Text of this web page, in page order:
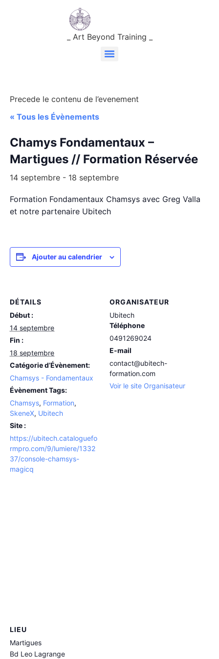
_ Art Beyond Training _
Precede le contenu de l’evenement
« Tous les Évènements
Chamys Fondamentaux –
Martigues // Formation Réservée
14 septembre - 18 septembre
Formation Fondamentaux Chamsys avec Greg Valla
et notre partenaire Ubitech
Ajouter au calendrier
DÉTAILS
Début :
14 septembre
Fin :
18 septembre
Catégorie d’Évènement:
Chamsys - Fondamentaux
Évènement Tags:
Chamsys, Formation,
SkeneX, Ubitech
Site :
https://ubitech.cataloguefo
rmpro.com/9/lumiere/1332
37/console-chamsys-
magicq
ORGANISATEUR
Ubitech
Téléphone
0491269024
E-mail
contact@ubitech-
formation.com
Voir le site Organisateur
LIEU
Martigues
Bd Leo Lagrange